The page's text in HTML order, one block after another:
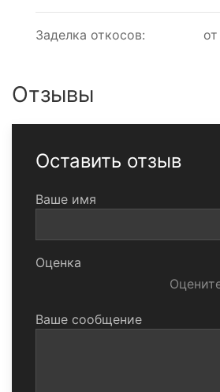
Заделка откосов:
Отзывы
Оставить отзыв
Ваше имя
Оценка
Ваше сообщение